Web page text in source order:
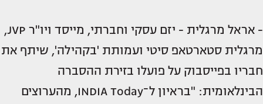
- אראל מרגלית - יזם עסקי וחברתי, מייסד ויו"ר JVP,
מרגלית סטארטאפ סיטי ועמותת 'בקהילה', שיתף את
חבריו בפייסבוק על פועלו בזירת ההסברה
הבינלאומית: "בראיון ל־INDIA Today, מהערוצים